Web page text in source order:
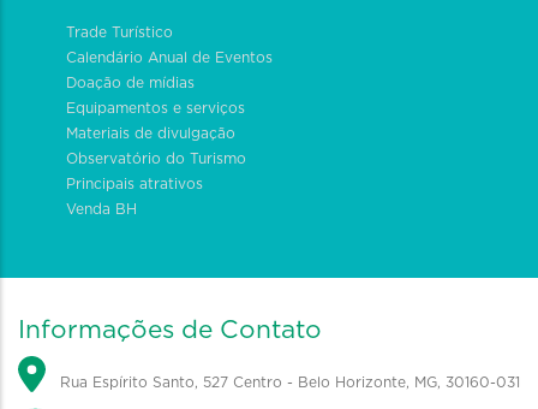
Trade Turístico
Calendário Anual de Eventos
Doação de mídias
Equipamentos e serviços
Materiais de divulgação
Observatório do Turismo
Principais atrativos
Venda BH
Informações de Contato
Rua Espírito Santo, 527 Centro - Belo Horizonte, MG, 30160-031